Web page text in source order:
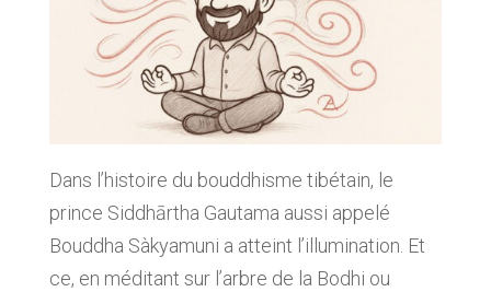
Dans l’histoire du bouddhisme tibétain, le
prince Siddhārtha Gautama aussi appelé
Bouddha Sàkyamuni a atteint l’illumination. Et
ce, en méditant sur l’arbre de la Bodhi ou